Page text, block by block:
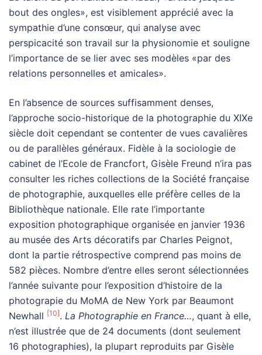
bout des ongles», est visiblement apprécié avec la
sympathie d’une consœur, qui analyse avec
perspicacité son travail sur la physionomie et souligne
l’importance de se lier avec ses modèles «par des
relations personnelles et amicales».
En l’absence de sources suffisamment denses,
l’approche socio-historique de la photographie du XIXe
siècle doit cependant se contenter de vues cavalières
ou de parallèles généraux. Fidèle à la sociologie de
cabinet de l’Ecole de Francfort, Gisèle Freund n’ira pas
consulter les riches collections de la Société française
de photographie, auxquelles elle préfère celles de la
Bibliothèque nationale. Elle rate l’importante
exposition photographique organisée en janvier 1936
au musée des Arts décoratifs par Charles Peignot,
dont la partie rétrospective comprend pas moins de
582 pièces. Nombre d’entre elles seront sélectionnées
l’année suivante pour l’exposition d’histoire de la
photograpie du MoMA de New York par Beaumont
Newhall [10]. La Photographie en France…, quant à elle,
n’est illustrée que de 24 documents (dont seulement
16 photographies), la plupart reproduits par Gisèle